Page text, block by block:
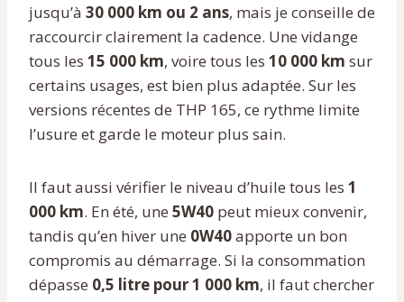
jusqu’à 30 000 km ou 2 ans, mais je conseille de
raccourcir clairement la cadence. Une vidange
tous les 15 000 km, voire tous les 10 000 km sur
certains usages, est bien plus adaptée. Sur les
versions récentes de THP 165, ce rythme limite
l’usure et garde le moteur plus sain.
Il faut aussi vérifier le niveau d’huile tous les 1
000 km. En été, une 5W40 peut mieux convenir,
tandis qu’en hiver une 0W40apporte un bon
compromis au démarrage. Si la consommation
dépasse 0,5 litre pour 1 000 km, il faut chercher